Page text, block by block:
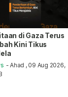
di Gaza Terus
Kini Tikus
- Ahad , 09 Aug 2026,